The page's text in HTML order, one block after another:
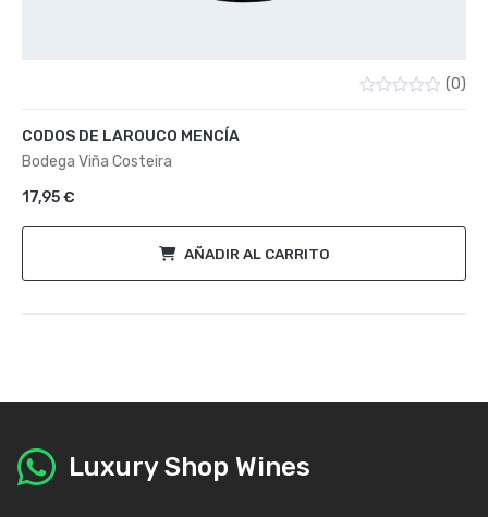
(0)
CODOS DE LAROUCO MENCÍA
Bodega Viña Costeira
17,95€
AÑADIR AL CARRITO
Luxury Shop Wines